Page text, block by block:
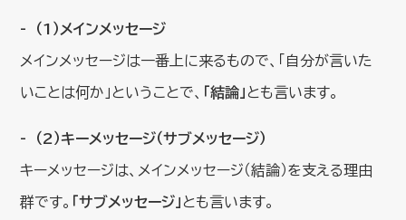
（1）メインメッセージ
メインメッセージは一番上に来るもので、「自分が言いた
いことは何か」ということで、 「結論」 とも言います。
（2）キーメッセージ（サブメッセージ）
キーメッセージは、メインメッセージ（結論）を支える理由
群です。 「サブメッセージ」 とも言います。